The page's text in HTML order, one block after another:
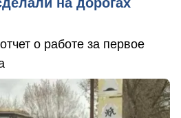
о работе за первое